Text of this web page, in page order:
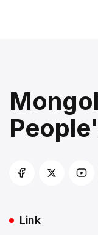
Link